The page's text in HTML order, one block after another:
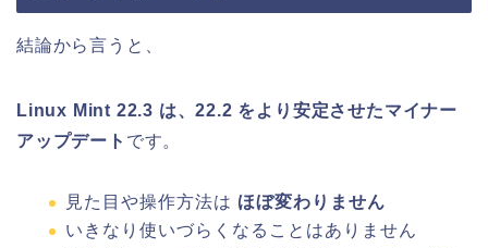
結論から言うと、
Linux Mint 22.3 は、22.2 をより安定させたマイナー
アップデート です。
見た目や操作方法は ほぼ変わりません
いきなり使いづらくなることはありません